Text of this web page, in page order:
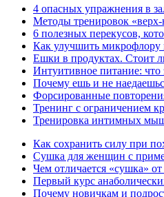
4 опасных упражнения в
Методы тренировок «верх-
6 полезных перекусов,
Как улучшить микрофлору
Ешки в продуктах. Стоит
Интуитивное питание: что
Почему ешь и не
Форсированные
Тренинг с ограничением
Тренировка интимных
Как сохранить силу при
Сушка для женщин с
Чем отличается «сушка»
Первый курс
Почему новичкам и